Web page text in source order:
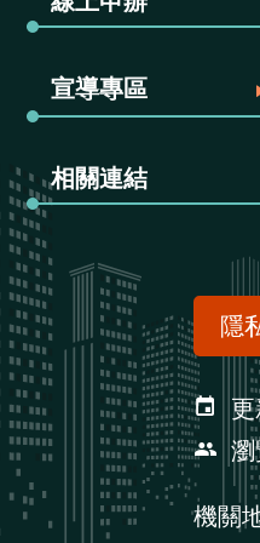
宣導專區
相關連結
隱
瀏
機關